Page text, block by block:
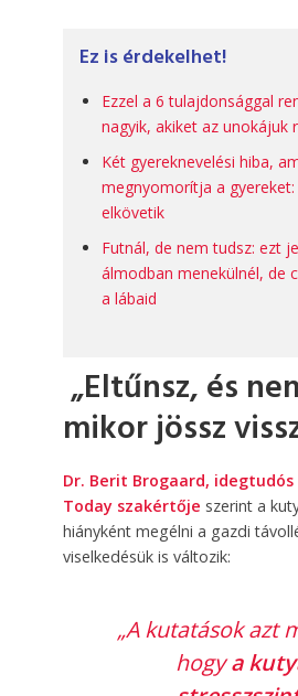
Ez is érdekelhet!
Ezzel a 6 tulajdonsággal
nagyik, akiket az unokájuk
Két gyereknevelési hiba,
megnyomorítja a
elkövetik
Futnál, de nem tudsz: ezt
álmodban menekülnél, de
a lábaid
„Eltűnsz, és
mikor jössz
Dr. Berit Brogaard, idegtudós
Today szakértője szerint a
hiányként megélni a gazdi
viselkedésük is változik:
„A kutatások azt
hogya